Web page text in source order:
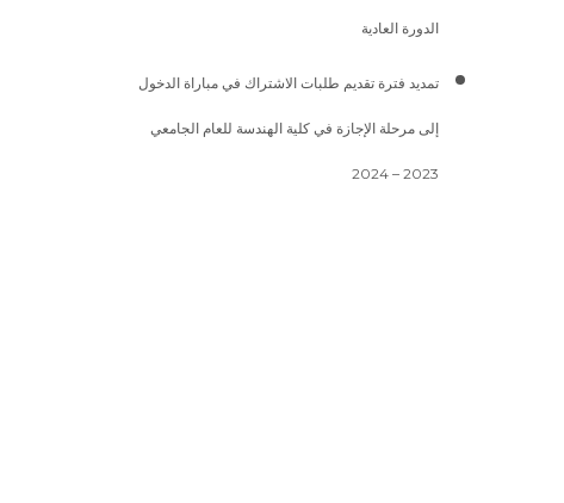
الدورة العادية
تمديد فترة تقديم طلبات الاشتراك في مباراة الدخول
إلى مرحلة الإجازة في كلية الهندسة للعام الجامعي
2023 – 2024